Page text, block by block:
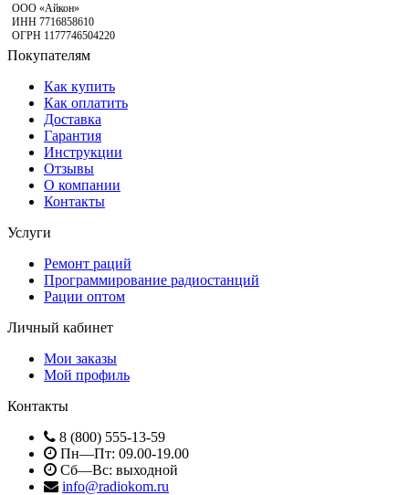
ООО «Айкон»
ИНН 7716858610
ОГРН 1177746504220
Покупателям
Как купить
Как оплатить
Доставка
Гарантия
Инструкции
Отзывы
О компании
Контакты
Услуги
Ремонт раций
Программирование радиостанций
Рации оптом
Личный кабинет
Мои заказы
Мой профиль
Контакты
8 (800) 555-13-59
Пн—Пт: 09.00-19.00
Сб—Вс: выходной
info@radiokom.ru